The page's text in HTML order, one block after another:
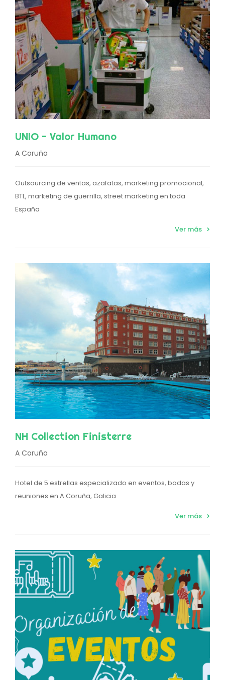
UNIO - Valor Humano
A Coruña
Outsourcing de ventas, azafatas, marketing promocional,
BTL, marketing de guerrilla, street marketing en toda
España
Ver más
NH Collection Finisterre
A Coruña
Hotel de 5 estrellas especializado en eventos, bodas y
reuniones en A Coruña, Galicia
Ver más